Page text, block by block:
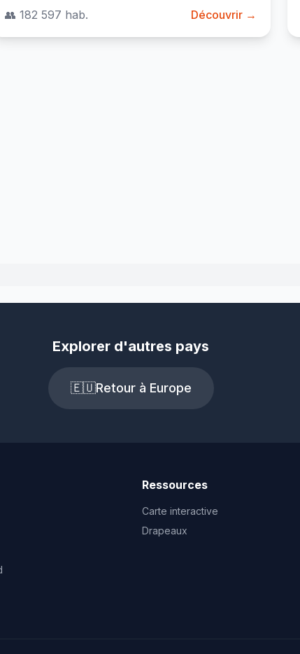
👥 182 597 hab. Découvrir →
Explorer d'autres pays
🇪🇺Retour à Europe
Ressources
Carte interactive
Drapeaux